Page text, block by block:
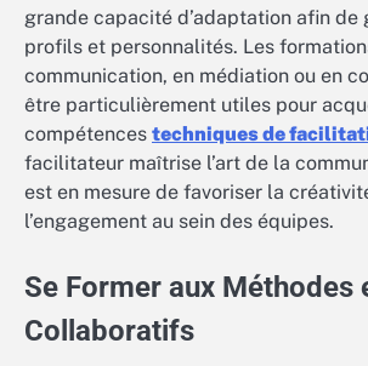
grande capacité d’adaptation afin
profils et personnalités. Les
communication, en médiation ou en
être particulièrement utiles pour
compétences techniques de
facilitateur maîtrise l’art de la
est en mesure de favoriser la
l’engagement au sein des équipes.
Se Former aux Méthodes
Collaboratifs